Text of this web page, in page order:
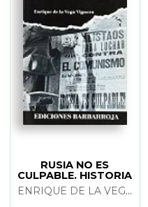
RUSIA NO ES
CULPABLE. HISTORIA
DE LA DIVISION AZULENRIQUE DE LA VEGA VIGUERA